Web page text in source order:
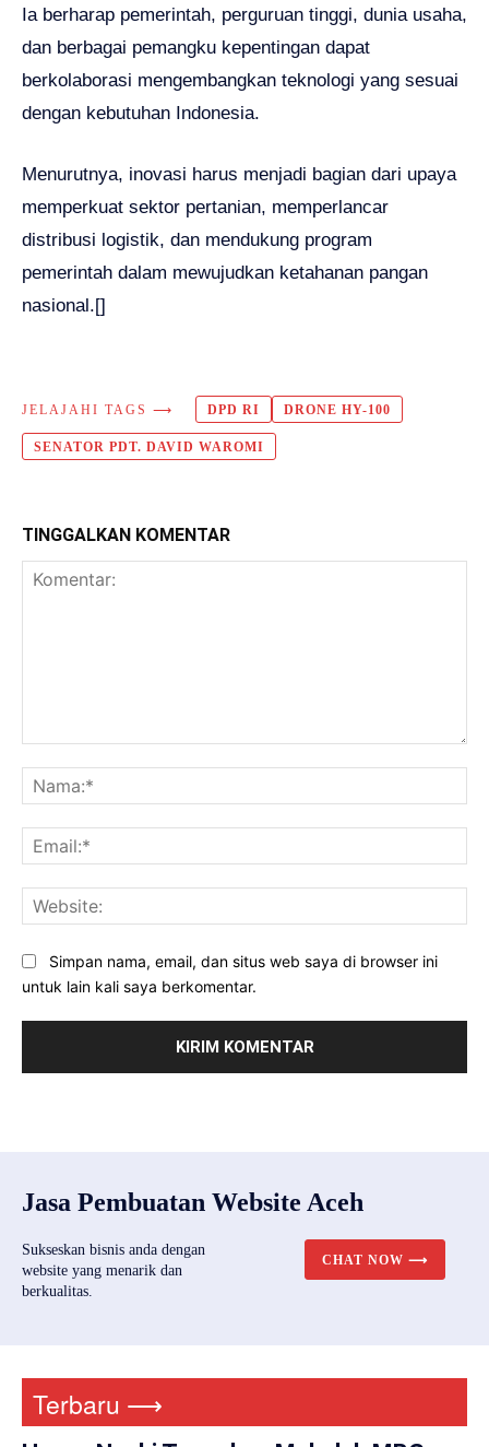
Ia berharap pemerintah, perguruan tinggi, dunia usaha,
dan berbagai pemangku kepentingan dapat
berkolaborasi mengembangkan teknologi yang sesuai
dengan kebutuhan Indonesia.
Menurutnya, inovasi harus menjadi bagian dari upaya
memperkuat sektor pertanian, memperlancar
distribusi logistik, dan mendukung program
pemerintah dalam mewujudkan ketahanan pangan
nasional.[]
JELAJAHI TAGS ⟶ DPD RI DRONE HY-100
SENATOR PDT. DAVID WAROMI
TINGGALKAN KOMENTAR
Simpan nama, email, dan situs web saya di browser ini
untuk lain kali saya berkomentar.
Jasa Pembuatan Website Aceh
Sukseskan bisnis anda dengan
website yang menarik dan
berkualitas.
CHAT NOW ⟶
Terbaru ⟶